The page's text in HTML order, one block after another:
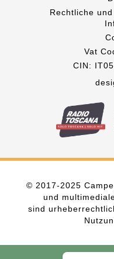
Rechtliche
Vat
CIN:
© 2017-2025
und
sind